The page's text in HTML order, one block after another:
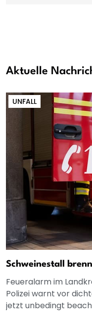
Aktuelle
UNFALL
Schweinestall
Feueralarm im
Polizei warnt vor
jetzt unbedingt